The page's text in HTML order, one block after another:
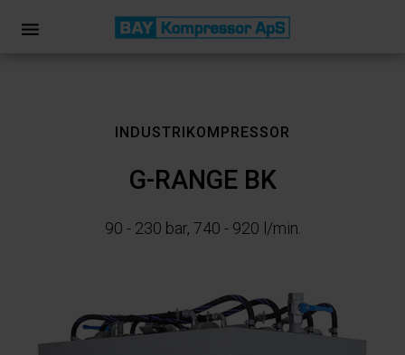
INDUSTRIKOMPRESSOR
G-RANGE BK
90 - 230 bar, 740 - 920 l/min.